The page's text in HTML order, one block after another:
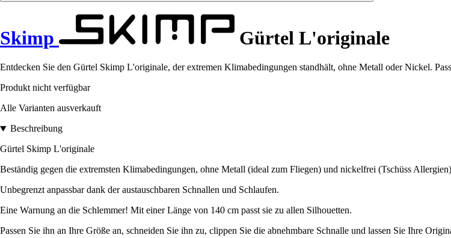
Skimp Gürtel L'originale
Entdecken Sie den Gürtel Skimp L'originale, der extremen Klimabedingungen standhält, ohne Metall oder Nickel.
Produkt nicht verfügbar
Alle Varianten ausverkauft
Beschreibung
Gürtel Skimp L'originale
Beständig gegen die extremsten Klimabedingungen, ohne Metall (ideal zum Fliegen) und nickelfrei (Tschüss
Unbegrenzt anpassbar dank der austauschbaren Schnallen und Schlaufen.
Eine Warnung an die Schlemmer! Mit einer Länge von 140 cm passt sie zu allen Silhouetten.
Passen Sie ihn an Ihre Größe an, schneiden Sie ihn zu, clippen Sie die abnehmbare Schnalle und lassen Sie Ihre